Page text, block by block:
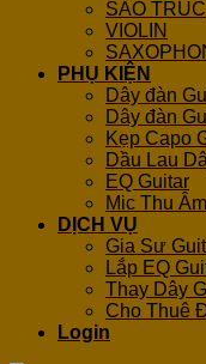
SÁO TRÚC
VIOLIN
PHỤ KIỆN
Dây đàn
Dây đàn
Kẹp Capo
Dầu Lau
EQ Guitar
Mic Thu Âm
DỊCH VỤ
Gia Sư
Lắp EQ
Thay Dây
Cho Thuê
Login